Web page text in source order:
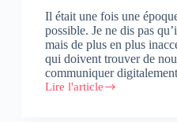
Il était une fois une
possible. Je ne dis pas
mais de plus en plus
qui doivent trouver de
communiquer
Lire l'article
Le